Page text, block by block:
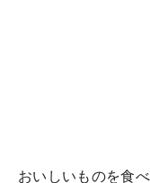
おいしいものを食